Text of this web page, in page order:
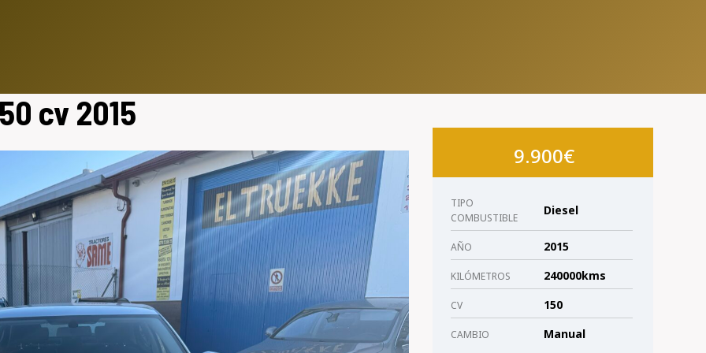
9.900€
TIPO
COMBUSTIBLE
Diesel
AÑO 2015
KILÓMETROS 240000kms
CV 150
CAMBIO Manual
cv 2015